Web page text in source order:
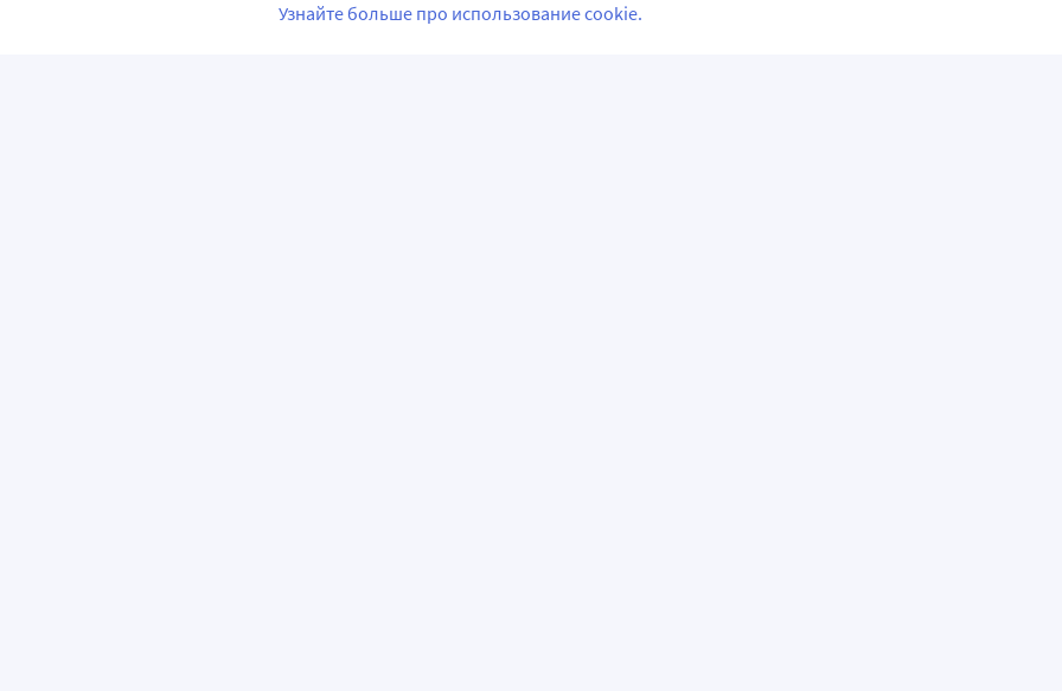
Узнайте больше про использование cookie.